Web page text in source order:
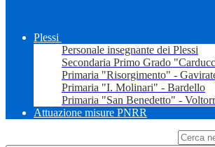
Plessi
Personale insegnante dei Plessi
Secondaria Primo Grado
Primaria "Risorgimento" -
Primaria "I. Molinari" - Bardello
Primaria "San Benedetto" -
Attuazione misure PNRR